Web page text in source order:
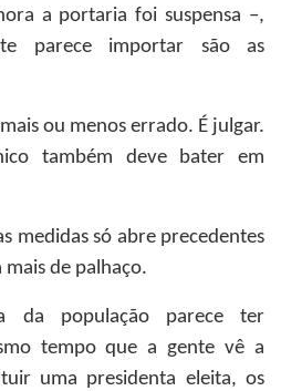
a portaria foi suspensa –,
parece importar são as
ou menos errado. É julgar.
também deve bater em
medidas só abre precedentes
de palhaço.
da população parece ter
tempo que a gente vê a
uma presidenta eleita, os